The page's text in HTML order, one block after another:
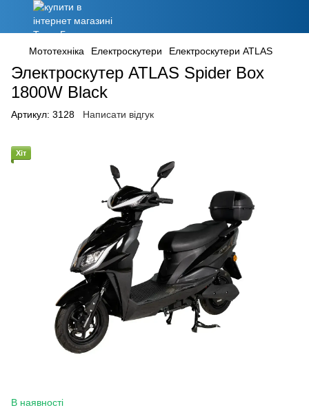
Мототехніка Електроскутери Електроскутери ATLAS
Электроскутер ATLAS Spider Box
1800W Black
Артикул: 3128 Написати відгук
Хіт
В наявності